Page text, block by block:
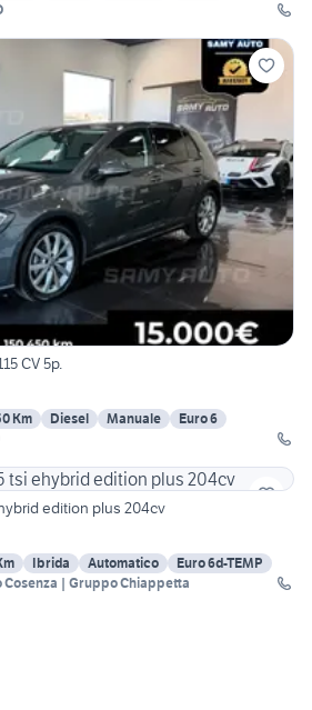
CV 5p.
Km Diesel Manuale
Euro 6
edition plus 204cv
Ibrida Automatico
Euro 6d-TEMP
Cosenza | Gruppo Chiappetta